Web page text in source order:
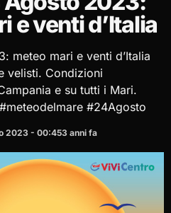
e venti d’Italia
meteo mari e venti d’Italia
velisti. Condizioni
e su tutti i Mari.
#24Agosto
2023 - 00:453 anni fa